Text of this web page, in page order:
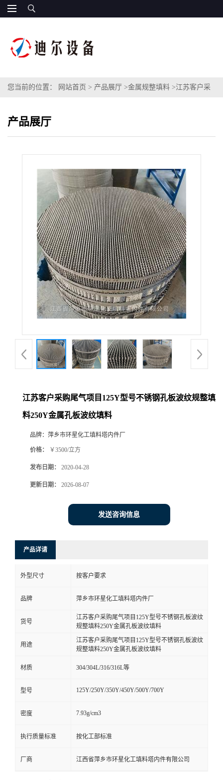
您当前的位置： 网站首页 > 产品展厅 >金属规整填料 >江苏客户采
料
产品展厅
江苏客户采购尾气项目125Y型号不锈钢孔板波纹规整填
料250Y金属孔板波纹填料
品牌： 萍乡市环星化工填料塔内件厂
价格： ￥3500/立方
发布日期： 2020-04-28
更新日期： 2026-08-07
发送咨询信息
产品详请
外型尺寸 按客户要求
品牌 萍乡市环星化工填料塔内件厂
货号
江苏客户采购尾气项目125Y型号不锈钢孔板波纹
规整填料250Y金属孔板波纹填料
用途
江苏客户采购尾气项目125Y型号不锈钢孔板波纹
规整填料250Y金属孔板波纹填料
材质 304/304L/316/316L等
型号 125Y/250Y/350Y/450Y/500Y/700Y
密度 7.93g/cm3
执行质量标准 按化工部标准
厂商 江西省萍乡市环星化工填料塔内件有限公司